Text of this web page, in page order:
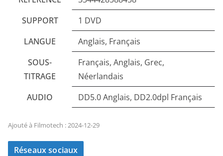
SUPPORT
1 DVD
LANGUE
Anglais, Français
SOUS-
TITRAGE
Français, Anglais, Grec,
Néerlandais
AUDIO
DD5.0 Anglais, DD2.0dpl Français
Ajouté à Filmotech : 2024-12-29
Réseaux sociaux